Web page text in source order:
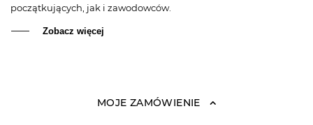
początkujących, jak i zawodowców.
Zobacz więcej
MOJE ZAMÓWIENIE